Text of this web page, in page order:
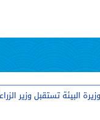
وزيرة البيئة تستقبل وزير